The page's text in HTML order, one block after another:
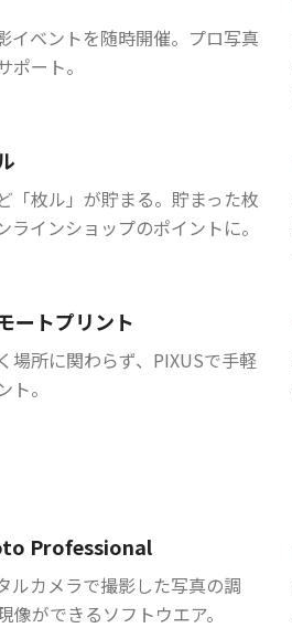
イベントを随時開催。プロ写真
ポート。
「枚ル」が貯まる。貯まった枚
ラインショップのポイントに。
ートプリント
場所に関わらず、PIXUSで手軽
。
Professional
ルカメラで撮影した写真の調
像ができるソフトウエア。